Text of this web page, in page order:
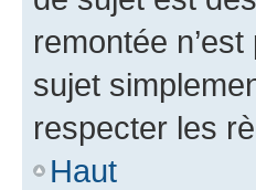
remontée
sujet
respecter les
Haut